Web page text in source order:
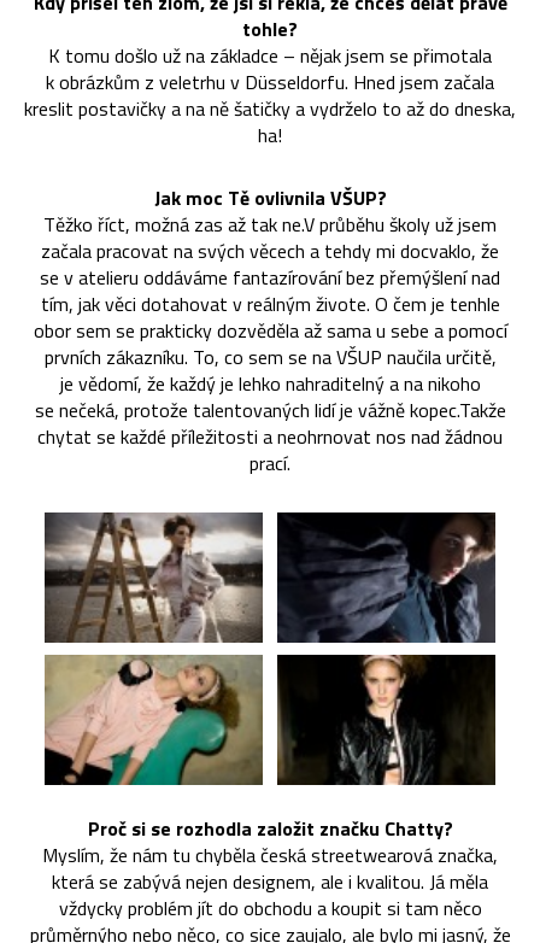
tohle?
K tomu došlo už na základce – nějak jsem se přimotala
k obrázkům z veletrhu v Düsseldorfu. Hned jsem začala
kreslit postavičky a na ně šatičky a vydrželo to až do dneska,
ha!
Jak moc Tě ovlivnila VŠUP?
Těžko říct, možná zas až tak ne.V průběhu školy už jsem
začala pracovat na svých věcech a tehdy mi docvaklo, že
se v atelieru oddáváme fantazírování bez přemýšlení nad
tím, jak věci dotahovat v reálným živote. O čem je tenhle
obor sem se prakticky dozvěděla až sama u sebe a pomocí
prvních zákazníku. To, co sem se na VŠUP naučila určitě,
je vědomí, že každý je lehko nahraditelný a na nikoho
se nečeká, protože talentovaných lidí je vážně kopec.Takže
chytat se každé příležitosti a neohrnovat nos nad žádnou
prací.
Proč si se rozhodla založit značku Chatty?
Myslím, že nám tu chyběla česká streetwearová značka,
která se zabývá nejen designem, ale i kvalitou. Já měla
vždycky problém jít do obchodu a koupit si tam něco
průměrnýho nebo něco, co sice zaujalo, ale bylo mi jasný, že